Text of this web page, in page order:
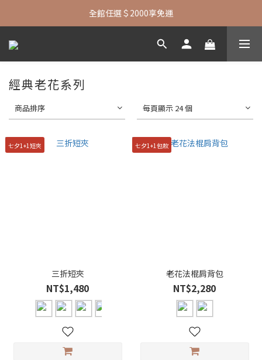
七夕限定| 指定包款+短夾還贈品牌襪子
全館任選＄2000享免運
七夕限定| 指定包款+短夾還贈品牌襪子
經典老花系列
商品排序 每頁顯示 24 個
七夕1+1短夾
三折短夾
NT$1,480
七夕1+1包款
老花法棍肩背包
NT$2,280